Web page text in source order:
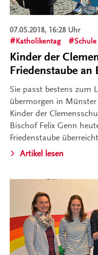
07.05.2018, 16:28 Uhr
Katholikentag
Schule
Kinder der
Friedenstaube an
Sie passt bestens zum
übermorgen in
Kinder der
Bischof Felix Genn
Friedenstaube
Artikel lesen